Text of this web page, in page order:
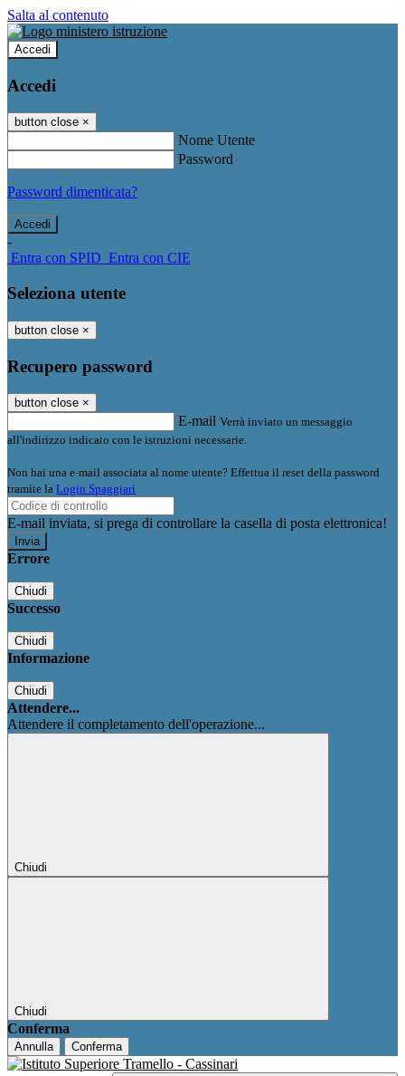
Salta al contenuto
Accedi
Accedi
button close ×
Nome Utente
Password
Password dimenticata?
-
Entra con SPID Entra con CIE
Seleziona utente
button close ×
Recupero password
button close ×
E-mail Verrà inviato un messaggio
all'indirizzo indicato con le istruzioni necessarie.
Non hai una e-mail associata al nome utente? Effettua il reset della password
tramite la Login Spaggiari
E-mail inviata, si prega di controllare la casella di posta elettronica!
Errore
Chiudi
Successo
Chiudi
Informazione
Chiudi
Attendere...
Attendere il completamento dell'operazione...
Chiudi
Chiudi
Conferma
Annulla Conferma